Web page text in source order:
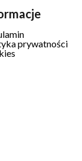
prywatności